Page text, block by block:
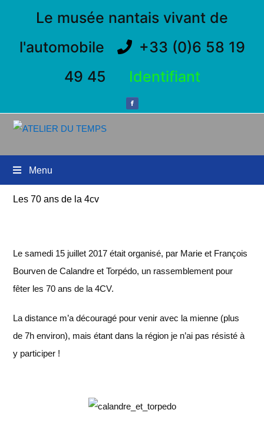
Le musée nantais vivant de
l'automobile
+33 (0)6 58 19
49 45
Identifiant
Menu
Les 70 ans de la 4cv
Le samedi 15 juillet 2017 était organisé, par Marie et François
Bourven de Calandre et Torpédo, un rassemblement pour
fêter les 70 ans de la 4CV.
La distance m’a découragé pour venir avec la mienne (plus
de 7h environ), mais étant dans la région je n’ai pas résisté à
y participer !